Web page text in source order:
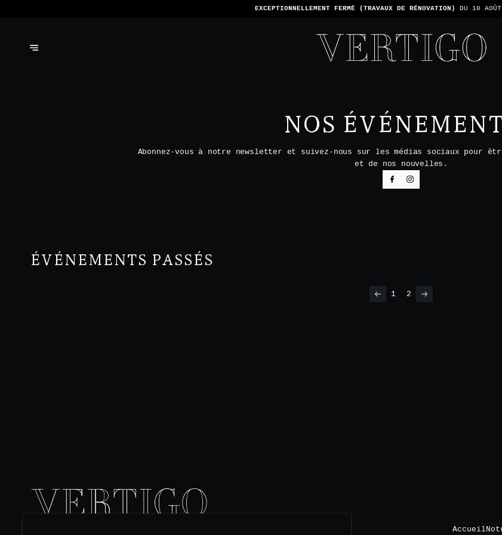
NOS
Abonnez-vous à notre newsletter et suivez-nous sur les médias sociaux pour
et de nos nouvelles.
ÉVÉNEMENTS PASSÉS
1 2
Accueil